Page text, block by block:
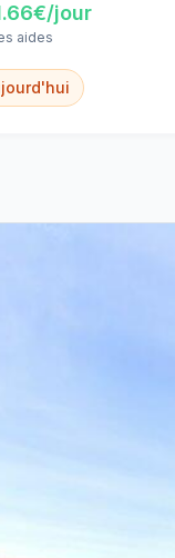
€/jour
aides